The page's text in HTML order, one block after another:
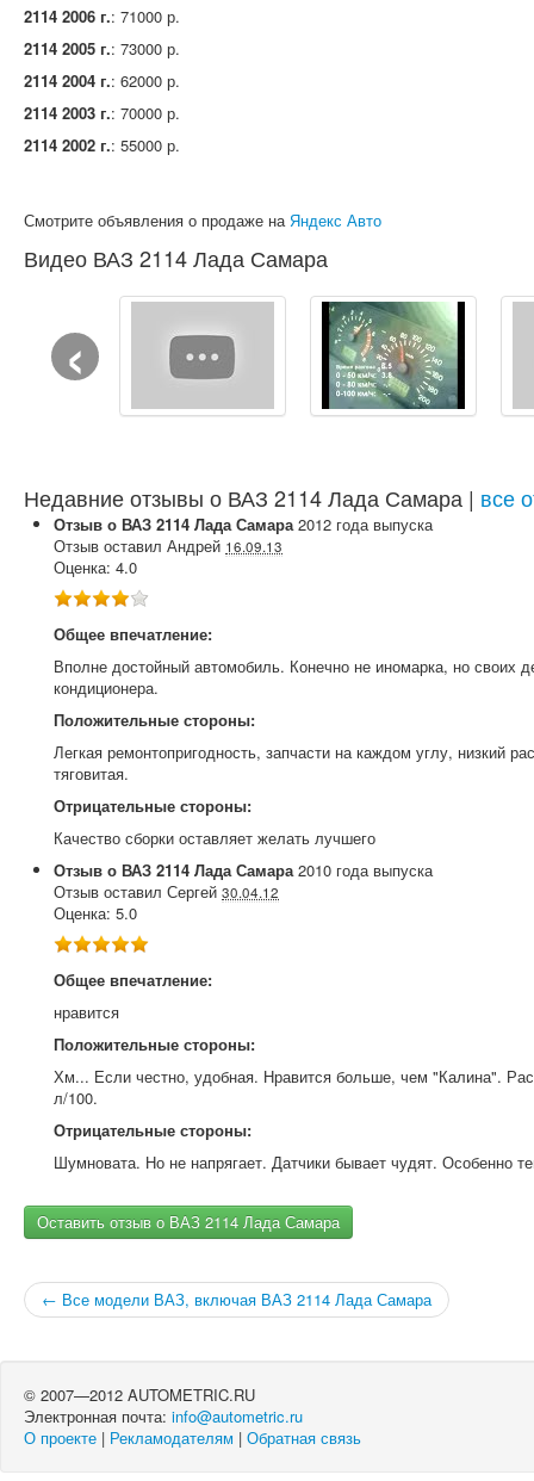
2114 2006 г.: 71000 р.
2114 2005 г.: 73000 р.
2114 2004 г.: 62000 р.
2114 2003 г.: 70000 р.
2114 2002 г.: 55000 р.
Смотрите объявления о продаже наЯндекс Авто
Видео ВАЗ 2114 Лада Самара
‹
Недавние отзывы о ВАЗ 2114 Лада Самара | все
Отзыв о ВАЗ 2114 Лада Самара 2012 года выпуска
Отзыв оставил Андрей 16.09.13
Оценка: 4.0
Общее впечатление:
Вполне достойный автомобиль. Конечно не иномарка, но своих
кондиционера.
Положительные стороны:
Легкая ремонтопригодность, запчасти на каждом углу, низкий
тяговитая.
Отрицательные стороны:
Качество сборки оставляет желать лучшего
Отзыв о ВАЗ 2114 Лада Самара 2010 года выпуска
Отзыв оставил Сергей 30.04.12
Оценка: 5.0
Общее впечатление:
нравится
Положительные стороны:
Хм... Если честно, удобная. Нравится больше, чем "Калина".
л/100.
Отрицательные стороны:
Шумновата. Но не напрягает. Датчики бывает чудят. Особенно
Оставить отзыв о ВАЗ 2114 Лада Самара
← Все модели ВАЗ, включая ВАЗ 2114 Лада Самара
© 2007—2012 AUTOMETRIC.RU
Электронная почта: info@autometric.ru
О проекте | Рекламодателям | Обратная связь